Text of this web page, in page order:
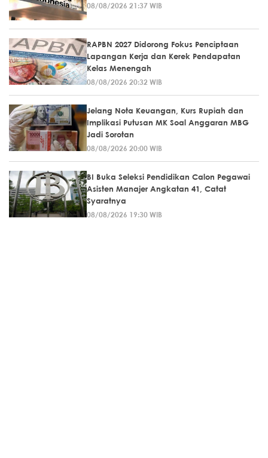
08/08/2026 21:37 WIB
RAPBN 2027 Didorong Fokus Penciptaan
Lapangan Kerja dan Kerek Pendapatan
Kelas Menengah
08/08/2026 20:32 WIB
Jelang Nota Keuangan, Kurs Rupiah dan
Implikasi Putusan MK Soal Anggaran MBG
Jadi Sorotan
08/08/2026 20:00 WIB
BI Buka Seleksi Pendidikan Calon Pegawai
Asisten Manajer Angkatan 41, Catat
Syaratnya
08/08/2026 19:30 WIB